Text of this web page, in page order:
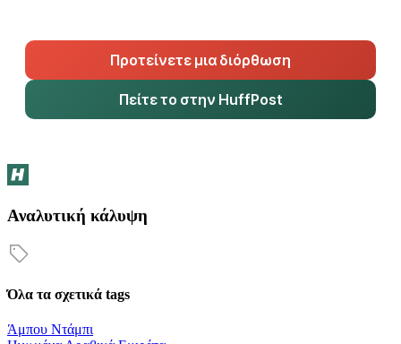
Προτείνετε μια διόρθωση
Πείτε το στην HuffPost
Αναλυτική κάλυψη
Όλα τα σχετικά tags
Άμπου Ντάμπι